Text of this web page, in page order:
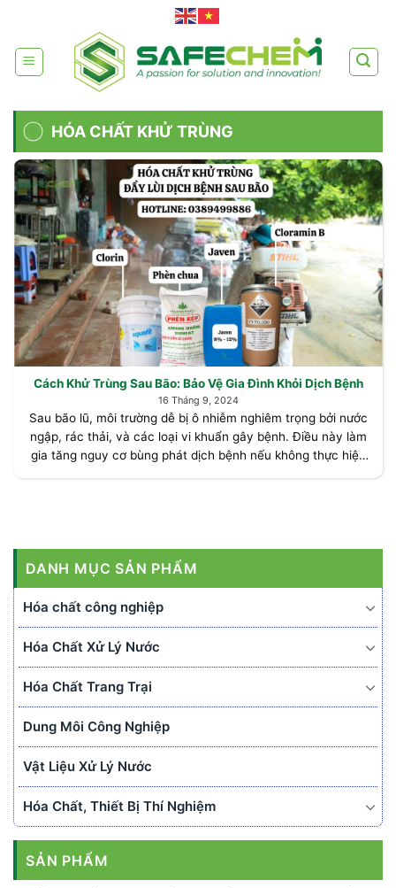
content
DANH MỤC SẢN PHẨM
Hóa chất công nghiệp
Hóa Chất Xử Lý Nước
Hóa Chất Trang Trại
Dung Môi Công Nghiệp
Vật Liệu Xử Lý Nước
Hóa Chất, Thiết Bị Thí Nghiệm
SẢN PHẨM
HÓA CHẤT KHỬ TRÙNG
Cách Khử Trùng Sau Bão: Bảo Vệ Gia Đình Khỏi Dịch Bệnh
16 Tháng 9, 2024
Sau bão lũ, môi trường dễ bị ô nhiễm nghiêm trọng bởi nước
ngập, rác thải, và các loại vi khuẩn gây bệnh. Điều này làm
gia tăng nguy cơ bùng phát dịch bệnh nếu không thực hiện